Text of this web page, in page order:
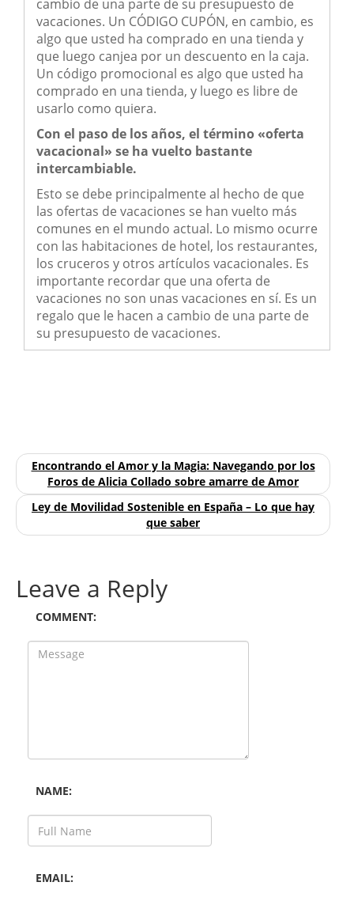
cambio de una parte de su presupuesto de
vacaciones. Un CÓDIGO CUPÓN, en cambio, es
algo que usted ha comprado en una tienda y
que luego canjea por un descuento en la caja.
Un código promocional es algo que usted ha
comprado en una tienda, y luego es libre de
usarlo como quiera.
Con el paso de los años, el término «oferta
vacacional» se ha vuelto bastante
intercambiable.
Esto se debe principalmente al hecho de que
las ofertas de vacaciones se han vuelto más
comunes en el mundo actual. Lo mismo ocurre
con las habitaciones de hotel, los restaurantes,
los cruceros y otros artículos vacacionales. Es
importante recordar que una oferta de
vacaciones no son unas vacaciones en sí. Es un
regalo que le hacen a cambio de una parte de
su presupuesto de vacaciones.
Encontrando el Amor y la Magia: Navegando por los
Foros de Alicia Collado sobre amarre de Amor
Ley de Movilidad Sostenible en España – Lo que hay
que saber
Leave a Reply
COMMENT:
NAME:
EMAIL: